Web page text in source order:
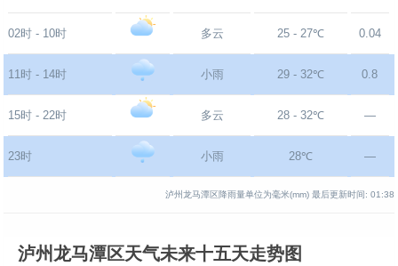
02时 - 10时 多云 25 - 27℃ 0.04
11时 - 14时 小雨 29 - 32℃ 0.8
15时 - 22时 多云 28 - 32℃ —
23时 小雨 28℃ —
泸州龙马潭区降雨量单位为毫米(mm) 最后更新时间: 01:38
泸州龙马潭区天气未来十五天走势图